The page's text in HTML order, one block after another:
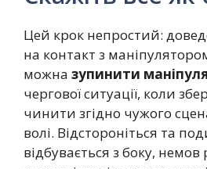
Цей крок непростий:
на контакт з
можна зупинити
чергової ситуації, коли
чинити згідно чужого
волі. Відстороніться та
відбувається з боку, немов